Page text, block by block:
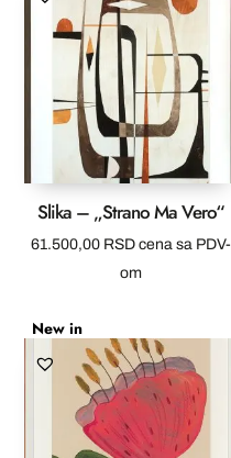
Slika – „Strano Ma Vero“
61.500,00 RSD cena sa PDV-
om
New in